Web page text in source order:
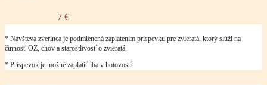
7 €
* Návšteva zverinca je podmienená zaplatením príspevku pre zvieratá, ktorý slúži na
činnosť OZ, chov a starostlivosť o zvieratá.
* Príspevok je možné zaplatiť iba v hotovosti.